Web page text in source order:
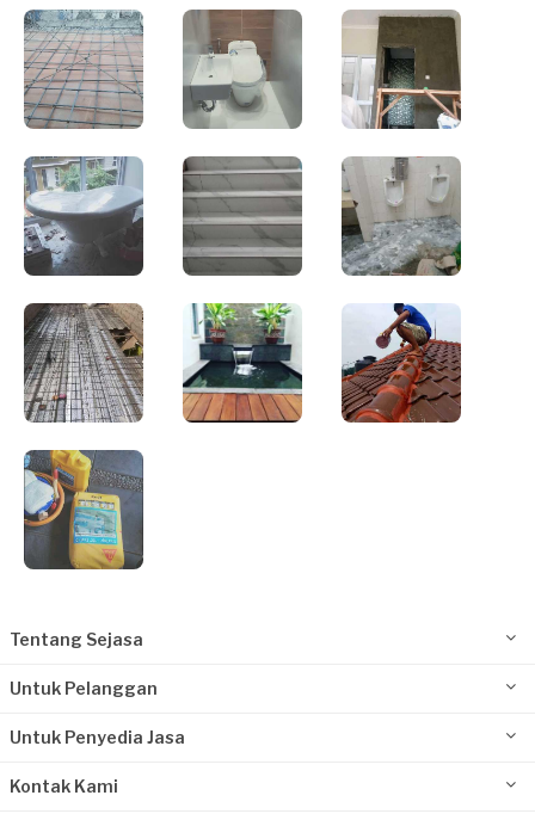
Tentang Sejasa
Untuk Pelanggan
Untuk Penyedia Jasa
Kontak Kami